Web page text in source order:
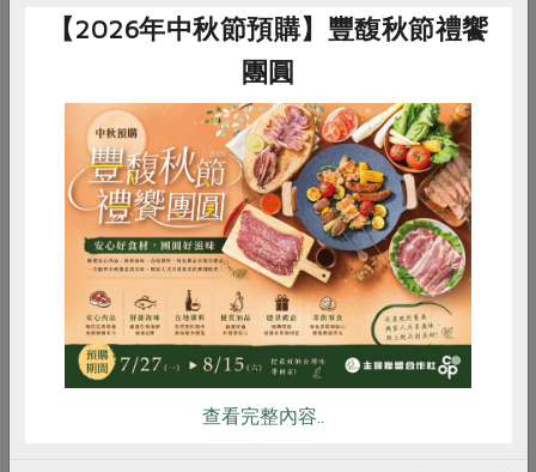
產品故事 生活提案
全食物達人教你做 有用廚房—廚餘不浪費
推開工作室大門，「有用廚房」夥伴張芷榕與黃淑
琴正為鳳梨削皮、切片，今天的工作排程是烘製鳳
梨果乾。因為認同惜食的理念而加入有用廚房，協
助農產加工將季節的味道封存起來。另一位夥伴黃
淑琴家裡務農，了解農民生產不易，也投入了惜食
惜食 RPET 食譜 減硝酸鹽
雞蛋 食安 共同購買
【2026年中秋節預購】豐馥秋節禮饗
團圓
查看完整內容..